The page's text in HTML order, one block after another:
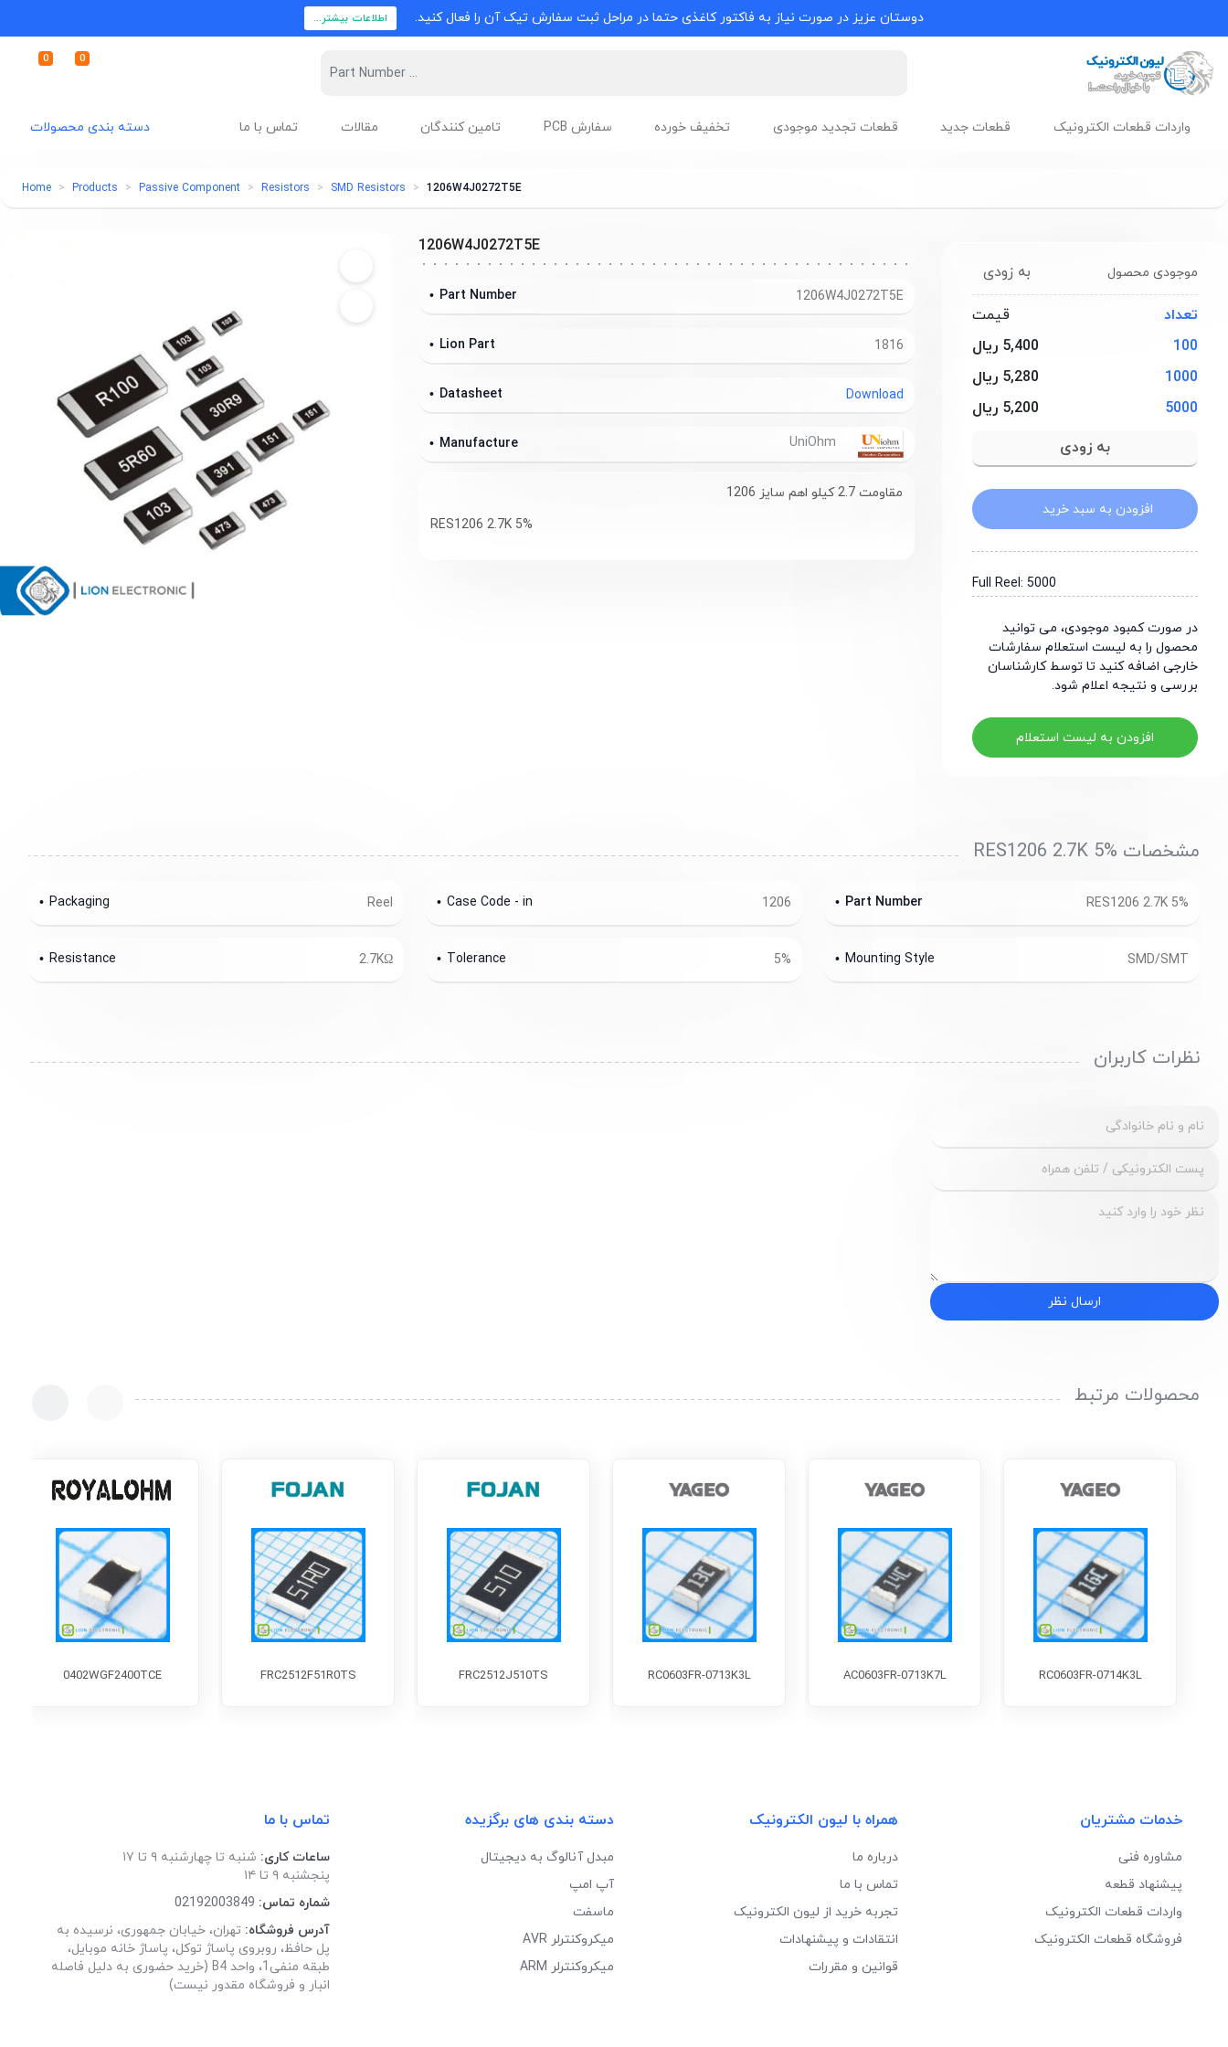
دوستان عزیز در صورت نیاز به فاکتور کاغذی حتما در مراحل ثبت سفارش تیک آن را فعال کنید. اطلاعات بیشتر...
0 0
دسته بندی محصولات واردات قطعات الکترونیک قطعات جدید قطعات تجدید موجودی تخفیف خورده سفارش PCB تامین کنندگان مقالات تماس با ما
Home Products Passive Component Resistors SMD Resistors 1206W4J0272T5E
به زودی موجودی محصول
تعداد
قیمت
100
5,400 ریال
1000
5,280 ریال
5000
5,200 ریال
افزودن به سبد خرید
Full Reel: 5000
در صورت کمبود موجودی، می توانید
محصول را به لیست استعلام سفارشات
خارجی اضافه کنید تا توسط کارشناسان
بررسی و نتیجه اعلام شود.
افزودن به لیست استعلام
1206W4J0272T5E
1206W4J0272T5E
Part Number
1816
Lion Part
Download
Datasheet
Manufacture
مقاومت 2.7 کیلو اهم سایز 1206
RES1206 2.7K 5%
مشخصات RES1206 2.7K 5%
RES1206 2.7K 5%
Part Number
1206
Case Code - in
Reel
Packaging
SMD/SMT
Mounting Style
5%
Tolerance
2.7KΩ
Resistance
نظرات کاربران
ارسال نظر
محصولات مرتبط
RC0603FR-0714K3L
AC0603FR-0713K7L
RC0603FR-0713K3L
FRC2512J510TS
FRC2512F51R0TS
0402WGF2400TCE
خدمات مشتریان
مشاوره فنی
پیشنهاد قطعه
واردات قطعات الکترونیک
فروشگاه قطعات الکترونیک
همراه با لیون الکترونیک
درباره ما
تماس با ما
تجربه خرید از لیون الکترونیک
انتقادات و پیشنهادات
قوانین و مقررات
دسته بندی های برگزیده
مبدل آنالوگ به دیجیتال
آپ امپ
ماسفت
میکروکنترلر AVR
میکروکنترلر ARM
تماس با ما
ساعات کاری: شنبه تا چهارشنبه ۹ تا ۱۷
پنجشنبه ۹ تا ۱۴
شماره تماس: 02192003849
آدرس فروشگاه: تهران، خیابان جمهوری، نرسیده به
پل حافظ، روبروی پاساژ توکل، پاساژ خانه موبایل،
طبقه منفی1، واحد B4 (خرید حضوری به دلیل فاصله
انبار و فروشگاه مقدور نیست)